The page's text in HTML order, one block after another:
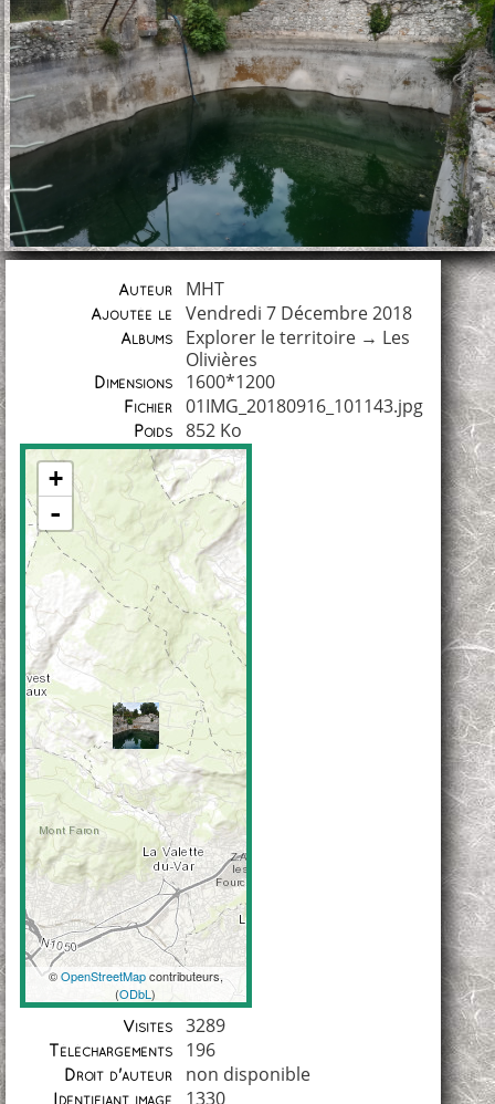
Auteur MHT
Ajoutée le Vendredi 7 Décembre 2018
Albums Explorer le territoire→ Les
Olivières
Dimensions 1600*1200
Fichier 01IMG_20180916_101143.jpg
Poids 852 Ko
Coordonnées
+
-
©OpenStreetMapcontributeurs,
(ODbL)
Visites 3289
Téléchargements 196
Droit d'auteur non disponible
Identifiant image 1330